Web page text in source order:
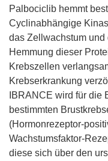
Palbociclib hemmt
Cyclinabhängige
das Zellwachstum
Hemmung dieser
Krebszellen
Krebserkrankung
IBRANCE wird für die
bestimmten
(Hormonrezeptor-
Wachstumsfaktor-
diese sich über den